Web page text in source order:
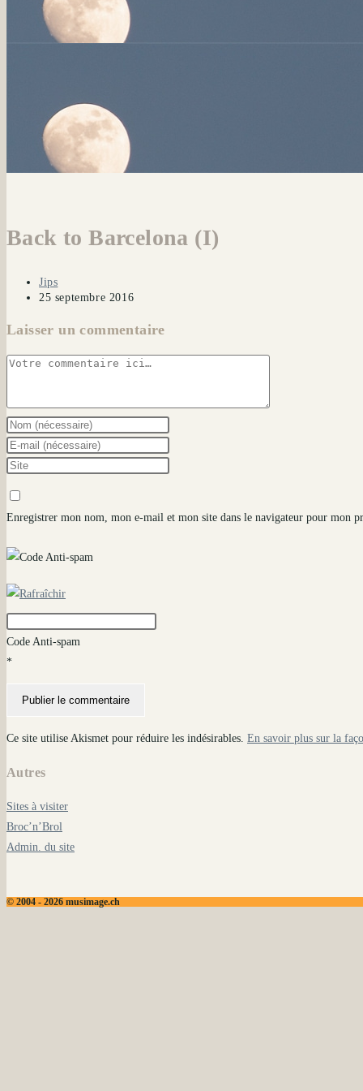
Back to Barcelona (I)
Auteur/autrice
de
publication :
Jips
Publication
25 septembre 2016
Laisser un commentaire
Comment
Enter
your
name
comment
Enter
your
comment
Saisir
votre
site
Enregistrer mon nom, mon e-mail et mon site dans le navigateur pour mon
Code Anti-spam
*
Ce site utilise Akismet pour réduire les indésirables. En savoir plus sur la
Autres
Sites à visiter
Broc’n’Brol
Admin. du site
© 2004 - 2026 musimage.ch